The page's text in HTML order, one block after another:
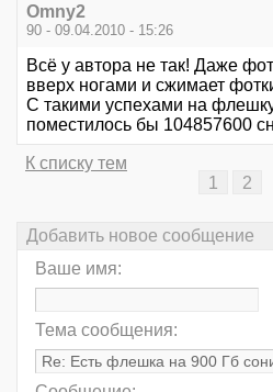
Omny2
90 - 09.04.2010 - 15:26
Всё у автора не так! Даже
вверх ногами и сжимает
С такими успехами на
поместилось бы 104857600
К списку тем
1
2
Добавить новое сообщение
Ваше имя:
Тема сообщения: